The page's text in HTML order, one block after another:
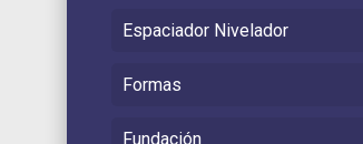
Espaciador Nivelador
Formas
Fundación